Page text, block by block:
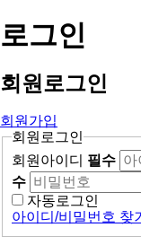
로그인
회원 로그인
회원가입
회원로그인
회원아이디 필수
수
자동로그인
아이디/비밀번호 찾기